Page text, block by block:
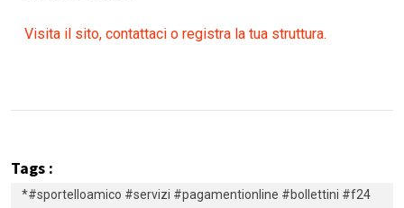
Visita il sito, contattaci o registra la tua struttura.
Tags :
*#sportelloamico #servizi #pagamentionline #bollettini #f24